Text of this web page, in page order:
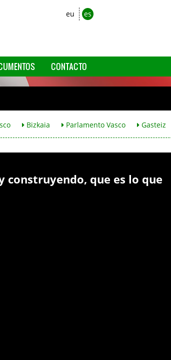
eu es
CONTACTO
Bizkaia Parlamento Vasco Gasteiz
construyendo, que es lo que